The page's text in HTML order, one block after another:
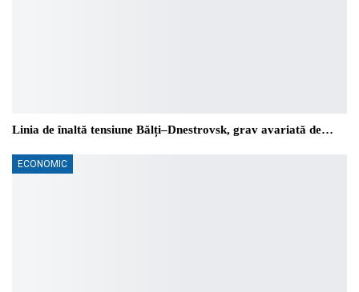
Linia de înaltă tensiune Bălți–Dnestrovsk, grav avariată de…
ECONOMIC